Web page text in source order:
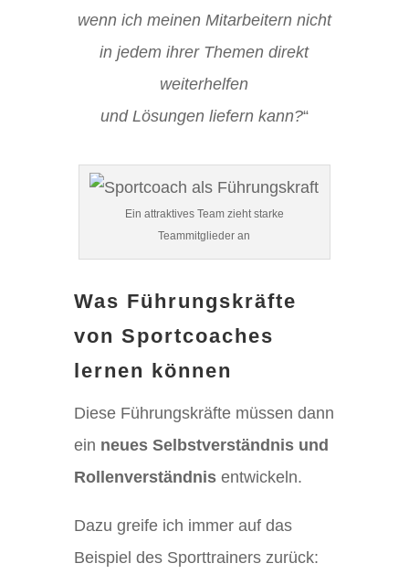
wenn ich meinen Mitarbeitern nicht
in jedem ihrer Themen direkt
weiterhelfen
und Lösungen liefern kann?“
Ein attraktives Team zieht starke
Teammitglieder an
Was Führungskräfte
von Sportcoaches
lernen können
Diese Führungskräfte müssen dann
ein neues Selbstverständnis und
Rollenverständnisentwickeln.
Dazu greife ich immer auf das
Beispiel des Sporttrainers zurück: